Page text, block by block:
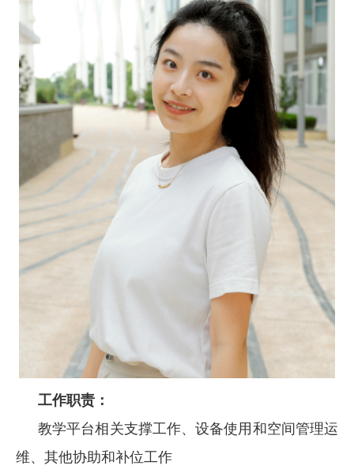
工作职责：
教学平台相关支撑工作、设备使用和空间管理运
维、其他协助和补位工作